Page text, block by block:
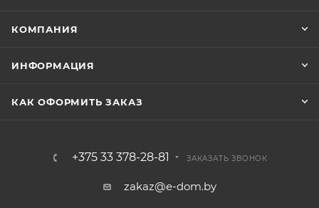
КОМПАНИЯ
ИНФОРМАЦИЯ
КАК ОФОРМИТЬ ЗАКАЗ
+375 33 378-28-81 ЗАКАЗАТЬ ЗВОНОК
zakaz@e-dom.by